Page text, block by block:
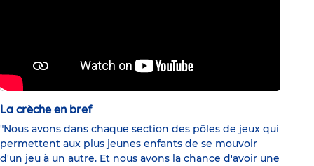
La crèche en bref
"Nous avons dans chaque section des pôles de jeux qui
permettent aux plus jeunes enfants de se mouvoir
d'un jeu à un autre. Et nous avons la chance d'avoir une